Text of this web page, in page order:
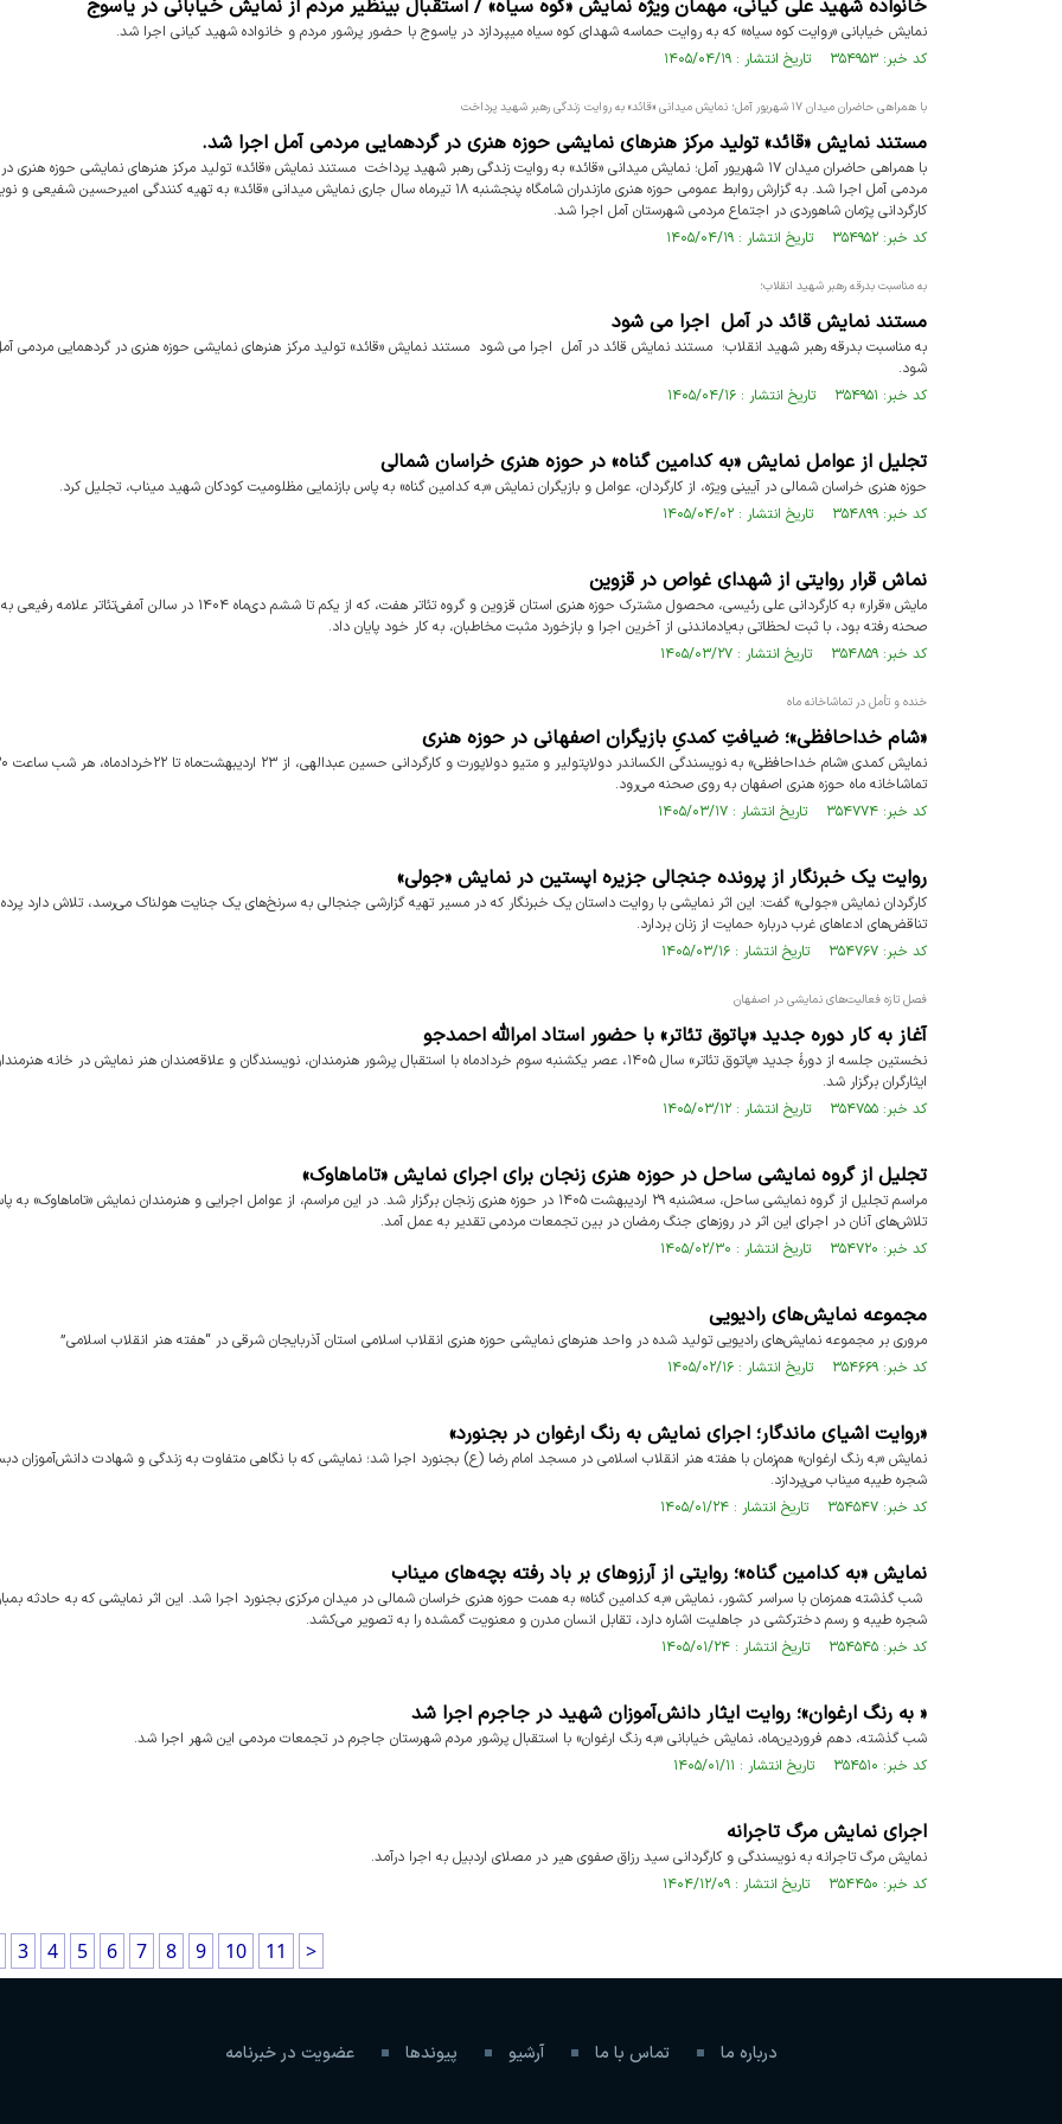
خانواده شهید علی کیانی، مهمان ویژه نمایش «کوه سیاه» / استقبال بینظیر مردم از نمایش خیابانی در یاسوج
نمایش خیابانی «روایت کوه سیاه» که به روایت حماسه شهدای کوه سیاه میپردازد در یاسوج با حضور پرشور مردم و خانواده شهید کیانی اجرا شد.
کد خبر: ۳۵۴۹۵۳ تاریخ انتشار : ۱۴۰۵/۰۴/۱۹
با همراهی حاضران میدان ۱۷ شهریور آمل؛ نمایش میدانی «قائد» به روایت زندگی رهبر شهید پرداخت
مستند نمایش «قائد» تولید مرکز هنرهای نمایشی حوزه هنری در گردهمایی مردمی آمل اجرا شد.
با همراهی حاضران میدان ۱۷ شهریور آمل؛ نمایش میدانی «قائد» به روایت زندگی رهبر شهید پرداخت مستند نمایش «قائد» تولید مرکز هنرهای نمایشی حوزه هنری
مردمی آمل اجرا شد. به گزارش روابط عمومی حوزه هنری مازندران شامگاه پنجشنبه ۱۸ تیرماه سال جاری نمایش میدانی «قائد» به تهیه کنندگی امیرحسین
کارگردانی پژمان شاهوردی در اجتماع مردمی شهرستان آمل اجرا شد.
کد خبر: ۳۵۴۹۵۲ تاریخ انتشار : ۱۴۰۵/۰۴/۱۹
به مناسبت بدرقه رهبر شهید انقلاب؛
مستند نمایش قائد در آمل اجرا می شود
به مناسبت بدرقه رهبر شهید انقلاب؛ مستند نمایش قائد در آمل اجرا می شود مستند نمایش «قائد» تولید مرکز هنرهای نمایشی حوزه هنری در گردهمایی مردمی
شود.
کد خبر: ۳۵۴۹۵۱ تاریخ انتشار : ۱۴۰۵/۰۴/۱۶
تجلیل از عوامل نمایش «به کدامین گناه» در حوزه هنری خراسان شمالی
حوزه هنری خراسان شمالی در آیینی ویژه، از کارگردان، عوامل و بازیگران نمایش «به کدامین گناه» به پاس بازنمایی مظلومیت کودکان شهید میناب، تجلیل کرد.
کد خبر: ۳۵۴۸۹۹ تاریخ انتشار : ۱۴۰۵/۰۴/۰۲
نماش قرار روایتی از شهدای غواص در قزوین
مایش «قرار» به کارگردانی علی رئیسی، محصول مشترک حوزه هنری استان قزوین و گروه تئاتر هفت، که از یکم تا ششم دی‌ماه ۱۴۰۴ در سالن
صحنه رفته بود، با ثبت لحظاتی به‌یادماندنی از آخرین اجرا و بازخورد مثبت مخاطبان، به کار خود پایان داد.
کد خبر: ۳۵۴۸۵۹ تاریخ انتشار : ۱۴۰۵/۰۳/۲۷
خنده و تأمل در تماشاخانه ماه
«شام خداحافظی»؛ ضیافتِ کمدیِ بازیگران اصفهانی در حوزه هنری
تماشاخانه ماه حوزه هنری اصفهان به روی صحنه می‌رود.
کد خبر: ۳۵۴۷۷۴ تاریخ انتشار : ۱۴۰۵/۰۳/۱۷
روایت یک خبرنگار از پرونده جنجالی جزیره اپستین در نمایش «جولی»
کارگردان نمایش «جولی» گفت: این اثر نمایشی با روایت داستان یک خبرنگار که در مسیر تهیه گزارشی جنجالی به سرنخ‌های یک جنایت هولناک می‌رسد، تلاش دارد پرده
تناقض‌های ادعاهای غرب درباره حمایت از زنان بردارد.
کد خبر: ۳۵۴۷۶۷ تاریخ انتشار : ۱۴۰۵/۰۳/۱۶
فصل تازه فعالیت‌های نمایشی در اصفهان
آغاز به کار دوره جدید «پاتوق تئاتر» با حضور استاد امرالله احمدجو
نخستین جلسه از دورۀ جدید «پاتوق تئاتر» سال ۱۴۰۵، عصر یکشنبه سوم خردادماه با استقبال پرشور هنرمندان، نویسندگان و علاقه‌مندان هنر نمایش در خانه
ایثارگران برگزار شد.
کد خبر: ۳۵۴۷۵۵ تاریخ انتشار : ۱۴۰۵/۰۳/۱۲
تجلیل از گروه نمایشی ساحل در حوزه هنری زنجان برای اجرای نمایش «تاماهاوک»
مراسم تجلیل از گروه نمایشی ساحل، سه‌شنبه ۲۹ اردیبهشت ۱۴۰۵ در حوزه هنری زنجان برگزار شد. در این مراسم، از عوامل اجرایی و هنرمندان نمایش «تاماهاوک»
تلاش‌های آنان در اجرای این اثر در روزهای جنگ رمضان در بین تجمعات مردمی تقدیر به عمل آمد.
کد خبر: ۳۵۴۷۲۰ تاریخ انتشار : ۱۴۰۵/۰۲/۳۰
مجموعه نمایش‌های رادیویی
مروری بر مجموعه نمایش‌های رادیویی تولید شده در واحد هنر‌های نمایشی حوزه هنری انقلاب اسلامی استان آذربایجان شرقی در “هفته هنر انقلاب اسلامی”
کد خبر: ۳۵۴۶۶۹ تاریخ انتشار : ۱۴۰۵/۰۲/۱۶
«روایت اشیای ماندگار؛ اجرای نمایش به رنگ ارغوان در بجنورد»
نمایش «به رنگ ارغوان» هم‌زمان با هفته هنر انقلاب اسلامی در مسجد امام رضا (ع) بجنورد اجرا شد؛ نمایشی که با نگاهی متفاوت به زندگی و شهادت دانش‌آموزان
شجره طیبه میناب می‌پردازد.
کد خبر: ۳۵۴۵۴۷ تاریخ انتشار : ۱۴۰۵/۰۱/۲۴
نمایش «به کدامین گناه»؛ روایتی از آرزوهای بر باد رفته بچه‌های میناب
شب گذشته همزمان با سراسر کشور، نمایش «به کدامین گناه» به همت حوزه هنری خراسان شمالی در میدان مرکزی بجنورد اجرا شد. این اثر نمایشی که به حادثه
شجره طیبه و رسم دخترکشی در جاهلیت اشاره دارد، تقابل انسان مدرن و معنویت گمشده را به تصویر می‌کشد.
کد خبر: ۳۵۴۵۴۵ تاریخ انتشار : ۱۴۰۵/۰۱/۲۴
« به رنگ ارغوان»؛ روایت ایثار دانش‌آموزان شهید در جاجرم اجرا شد
شب گذشته، دهم فروردین‌ماه، نمایش خیابانی «به رنگ ارغوان» با استقبال پرشور مردم شهرستان جاجرم در تجمعات مردمی این شهر اجرا شد.
کد خبر: ۳۵۴۵۱۰ تاریخ انتشار : ۱۴۰۵/۰۱/۱۱
اجرای نمایش مرگ تاجرانه
نمایش مرگ تاجرانه به نویسندگی و کارگردانی سید رزاق صفوی هیر در مصلای اردبیل به اجرا درآمد.
کد خبر: ۳۵۴۴۵۰ تاریخ انتشار : ۱۴۰۴/۱۲/۰۹
3 4 5 6 7 8 9 10 11 >
درباره ما تماس با ما آرشیو پیوندها عضویت در خبرنامه